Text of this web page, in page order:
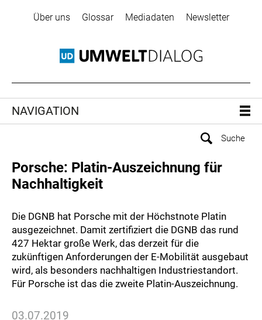
Über uns Glossar Mediadaten Newsletter
NAVIGATION
Porsche: Platin-Auszeichnung für
Nachhaltigkeit
Die DGNB hat Porsche mit der Höchstnote Platin
ausgezeichnet. Damit zertifiziert die DGNB das rund
427 Hektar große Werk, das derzeit für die
zukünftigen Anforderungen der E-Mobilität ausgebaut
wird, als besonders nachhaltigen Industriestandort.
Für Porsche ist das die zweite Platin-Auszeichnung.
03.07.2019